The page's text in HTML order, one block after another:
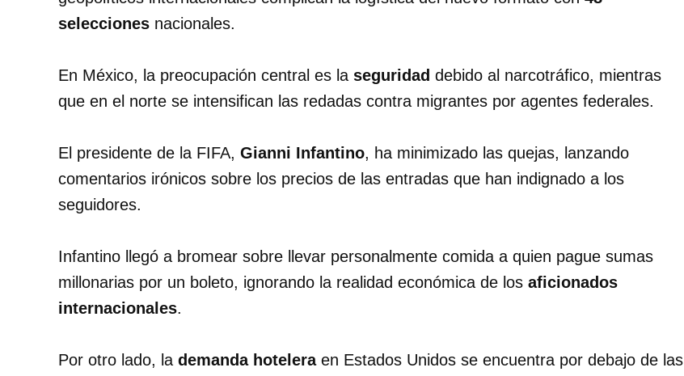
selecciones nacionales.
En México, la preocupación central es la seguridad debido al narcotráfico, mientras
que en el norte se intensifican las redadas contra migrantes por agentes federales.
El presidente de la FIFA, Gianni Infantino, ha minimizado las quejas, lanzando
comentarios irónicos sobre los precios de las entradas que han indignado a los
seguidores.
Infantino llegó a bromear sobre llevar personalmente comida a quien pague sumas
millonarias por un boleto, ignorando la realidad económica de los aficionados
internacionales.
Por otro lado, la demanda hoteleraen Estados Unidos se encuentra por debajo de las